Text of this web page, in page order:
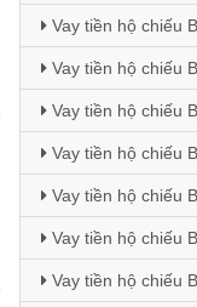
Vay tiền hộ chiếu
Vay tiền hộ chiếu
Vay tiền hộ chiếu
Vay tiền hộ chiếu
Vay tiền hộ chiếu
Vay tiền hộ chiếu
Vay tiền hộ chiếu